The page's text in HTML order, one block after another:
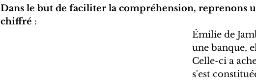
Dans le but de faciliter la compréhension, reprenons
chiffré :
Émilie de
une banque,
Celle-ci a
s'est